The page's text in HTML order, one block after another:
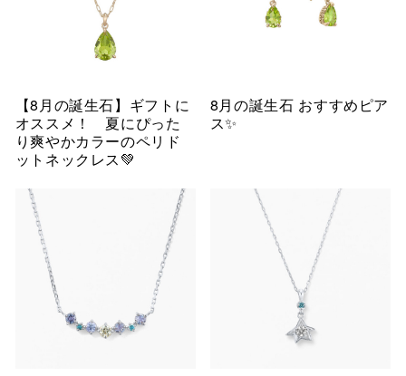
【8月の誕生石】ギフトに
オススメ！ 夏にぴった
り爽やかカラーのペリド
ットネックレス💚
8月の誕生石 おすすめピア
ス✨